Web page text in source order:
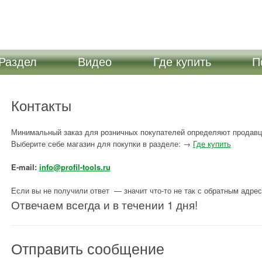
ПРОФИЛЬ, А ТАКЖЕ СОПУТСТВУЮЩИХ ИЗДЕЛИЙ И
СТОРОНЕ НАШИХ ИЗДЕЛИЙ. КРОМЕ ТОГО ВЫ
Видео Где купить
Контакты
Минимальный заказ для розничных покупателей определяют
Выберите себе магазин для покупки в разделе: → Где купить
E-mail: info@profil-tools.ru
Если вы не получили ответ — значит что-то не так с обратным
Отвечаем всегда и в течении 1 дня!
Отправить сообщение